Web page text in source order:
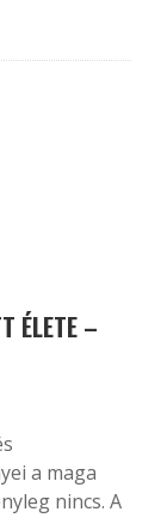
ÉLETE –
a maga
nincs. A